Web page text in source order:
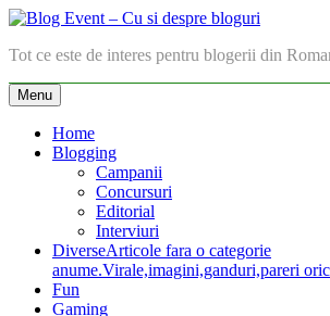
Skip
content
Blog Event – Cu si despre bloguri
Tot ce este de interes pentru blogerii din
Menu
Home
Blogging
Campanii
Concursuri
Editorial
Interviuri
DiverseArticole fara o categorie
anume.Virale,imagini,ganduri,pareri
Fun
Gaming